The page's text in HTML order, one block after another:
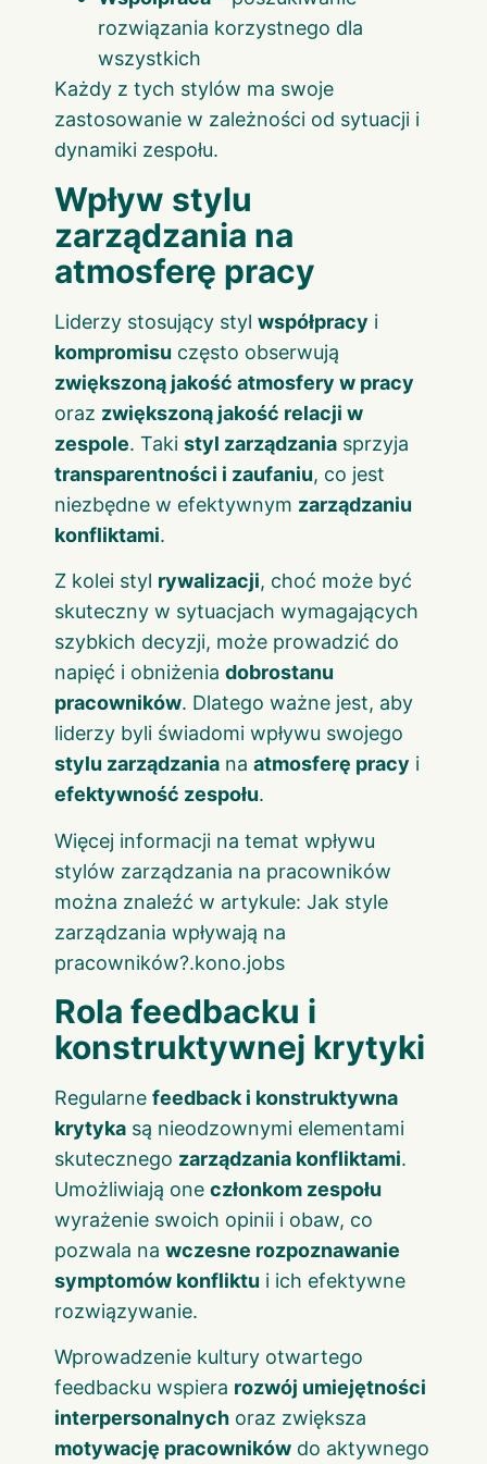
rozwiązania korzystnego dla
wszystkich
Każdy z tych stylów ma swoje
zastosowanie w zależności od sytuacji i
dynamiki zespołu.
Wpływ stylu
zarządzania na
atmosferę pracy
Liderzy stosujący styl współpracy i
kompromisu często obserwują
zwiększoną jakość atmosfery w pracy
oraz zwiększoną jakość relacji w
zespole. Taki styl zarządzania sprzyja
transparentności i zaufaniu, co jest
niezbędne w efektywnym zarządzaniu
konfliktami.
Z kolei styl rywalizacji, choć może być
skuteczny w sytuacjach wymagających
szybkich decyzji, może prowadzić do
napięć i obniżenia dobrostanu
pracowników. Dlatego ważne jest, aby
liderzy byli świadomi wpływu swojego
stylu zarządzania na atmosferę pracy i
efektywność zespołu.
Więcej informacji na temat wpływu
stylów zarządzania na pracowników
można znaleźć w artykule: Jak style
zarządzania wpływają na
pracowników?.kono.jobs
Rola feedbacku i
konstruktywnej krytyki
Regularne feedback i konstruktywna
krytyka są nieodzownymi elementami
skutecznego zarządzania konfliktami.
Umożliwiają one członkom zespołu
wyrażenie swoich opinii i obaw, co
pozwala na wczesne rozpoznawanie
symptomów konfliktu i ich efektywne
rozwiązywanie.
Wprowadzenie kultury otwartego
feedbacku wspiera rozwój umiejętności
interpersonalnych oraz zwiększa
motywację pracowników do aktywnego